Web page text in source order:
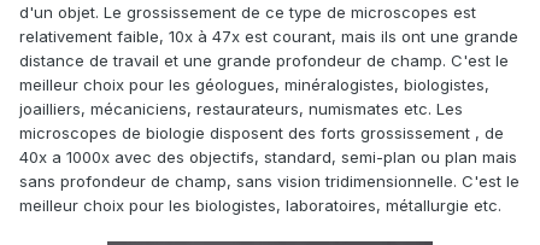
d'un objet. Le grossissement de ce type de microscopes est
relativement faible, 10x à 47x est courant, mais ils ont une grande
distance de travail et une grande profondeur de champ. C'est le
meilleur choix pour les géologues, minéralogistes, biologistes,
joailliers, mécaniciens, restaurateurs, numismates etc. Les
microscopes de biologie disposent des forts grossissement , de
40x a 1000x avec des objectifs, standard, semi-plan ou plan mais
sans profondeur de champ, sans vision tridimensionnelle. C'est le
meilleur choix pour les biologistes, laboratoires, métallurgie etc.